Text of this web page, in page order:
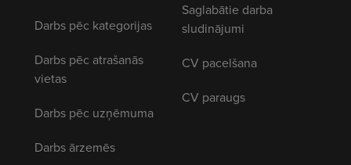
Darbs pēc kategorijas
Darbs pēc atrašanās
vietas
Darbs pēc uzņēmuma
Darbs ārzemēs
Saglabātie darba
sludinājumi
CV pacelšana
CV paraugs